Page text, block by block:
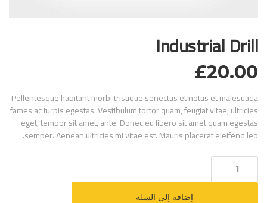
Industrial Drill
£20.00
Pellentesque habitant morbi tristique senectus et netus et malesuada
fames ac turpis egestas. Vestibulum tortor quam, feugiat vitae, ultricies
eget, tempor sit amet, ante. Donec eu libero sit amet quam egestas
semper. Aenean ultricies mi vitae est. Mauris placerat eleifend leo.
كمية
Industrial
Drill
إضافة إلى السلة